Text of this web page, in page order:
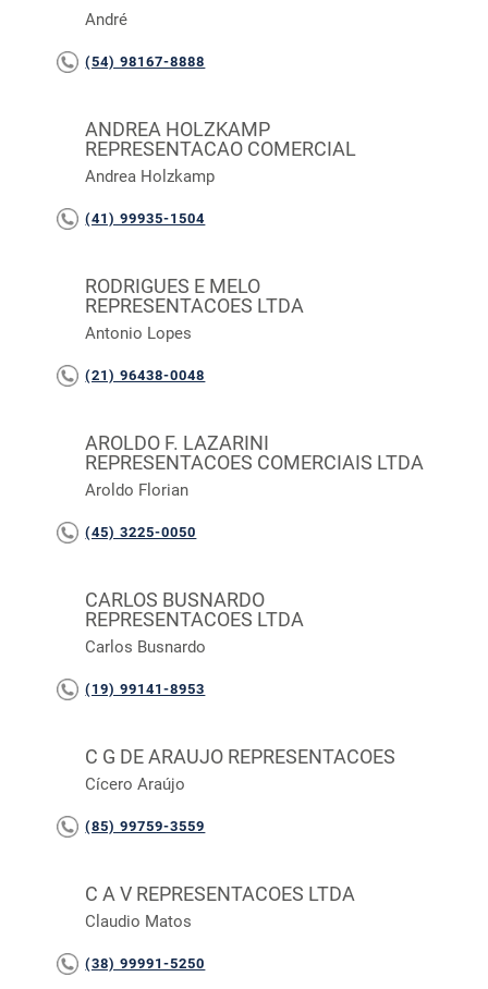
André
(54) 98167-8888
ANDREA HOLZKAMP
REPRESENTACAO COMERCIAL
Andrea Holzkamp
(41) 99935-1504
RODRIGUES E MELO
REPRESENTACOES LTDA
Antonio Lopes
(21) 96438-0048
AROLDO F. LAZARINI
REPRESENTACOES COMERCIAIS LTDA
Aroldo Florian
(45) 3225-0050
CARLOS BUSNARDO
REPRESENTACOES LTDA
Carlos Busnardo
(19) 99141-8953
C G DE ARAUJO REPRESENTACOES
Cícero Araújo
(85) 99759-3559
C A V REPRESENTACOES LTDA
Claudio Matos
(38) 99991-5250